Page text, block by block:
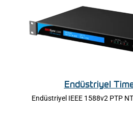
Endüstriyel
Endüstriyel IEEE 1588v2 PTP